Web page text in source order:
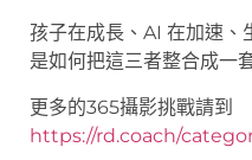
孩子在成長、AI 在加速、
是如何把這三者整合成一
更多的365攝影挑戰請到
https://rd.coach/